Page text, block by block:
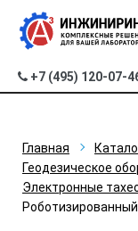
+7 (495) 120-07-
Главная
Геодезическое
Электронные